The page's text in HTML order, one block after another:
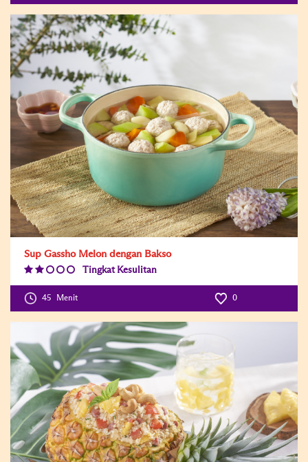
Sup Gassho Melon dengan Bakso
Tingkat Kesulitan
Level:2
45 Menit 0